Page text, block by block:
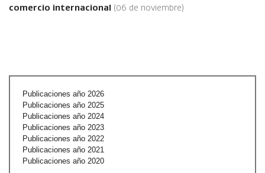
comercio internacional (06 de noviembre)
Publicaciones año 2026
Publicaciones año 2025
Publicaciones año 2024
Publicaciones año 2023
Publicaciones año 2022
Publicaciones año 2021
Publicaciones año 2020